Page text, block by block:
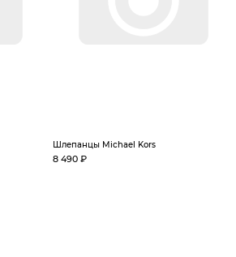
Шлепанцы Michael Kors
8 490 ₽